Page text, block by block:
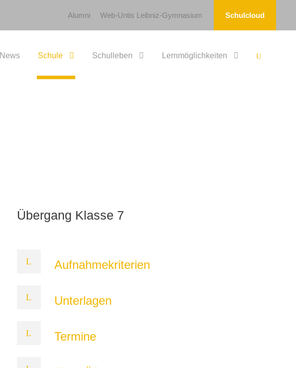
Alumni Web-Untis Leibniz-Gymnasium Schulcloud
News Schule Schulleben Lernmöglichkeiten
Übergang Klasse 7
Aufnahmekriterien
Unterlagen
Termine